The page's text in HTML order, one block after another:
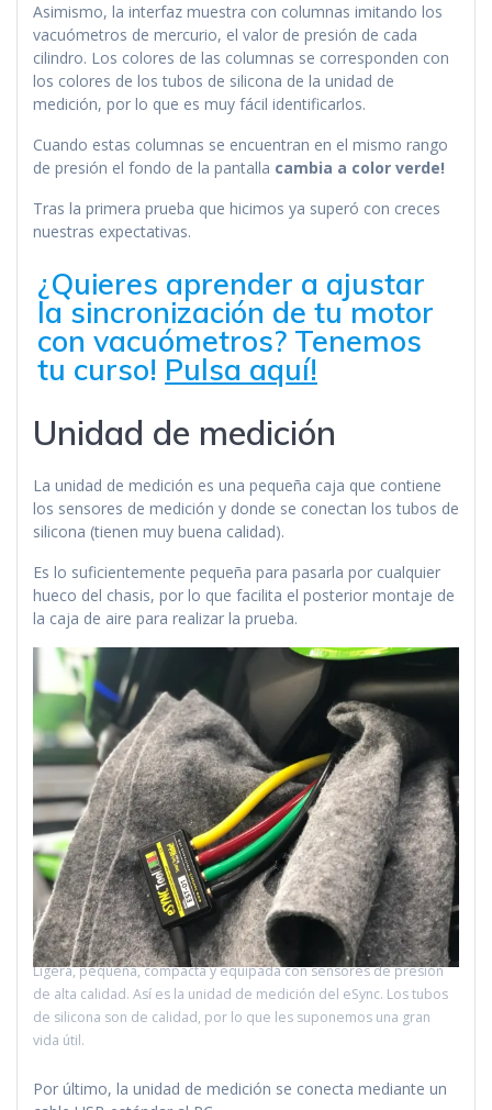
Asimismo, la interfaz muestra con columnas imitando los
vacuómetros de mercurio, el valor de presión de cada
cilindro. Los colores de las columnas se corresponden con
los colores de los tubos de silicona de la unidad de
medición, por lo que es muy fácil identificarlos.
Cuando estas columnas se encuentran en el mismo rango
de presión el fondo de la pantalla cambia a color verde!
Tras la primera prueba que hicimos ya superó con creces
nuestras expectativas.
¿Quieres aprender a ajustar
la sincronización de tu motor
con vacuómetros? Tenemos
tu curso! Pulsa aquí!
Unidad de medición
La unidad de medición es una pequeña caja que contiene
los sensores de medición y donde se conectan los tubos de
silicona (tienen muy buena calidad).
Es lo suficientemente pequeña para pasarla por cualquier
hueco del chasis, por lo que facilita el posterior montaje de
la caja de aire para realizar la prueba.
Ligera, pequeña, compacta y equipada con sensores de presión
de alta calidad. Así es la unidad de medición del eSync. Los tubos
de silicona son de calidad, por lo que les suponemos una gran
vida útil.
Por último, la unidad de medición se conecta mediante un